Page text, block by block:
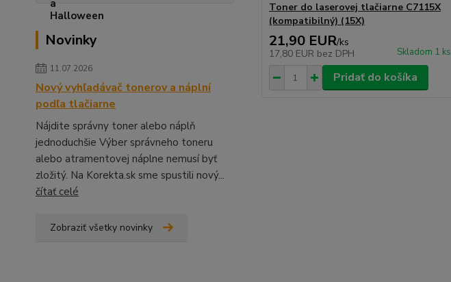
Novinky
11.07.2026
Nový vyhľadávač tonerov a náplní
podľa tlačiarne
Nájdite správny toner alebo náplň
jednoduchšie Výber správneho toneru
alebo atramentovej náplne nemusí byť
zložitý. Na Korekta.sk sme spustili nový...
čítať celé
Zobraziť všetky novinky
Toner do laserovej tlačiarne C7115X
(kompatibilný) (15X)
21,90 EUR/ks
17,80 EUR bez DPH Skladom 1 ks
Pridať do košíka